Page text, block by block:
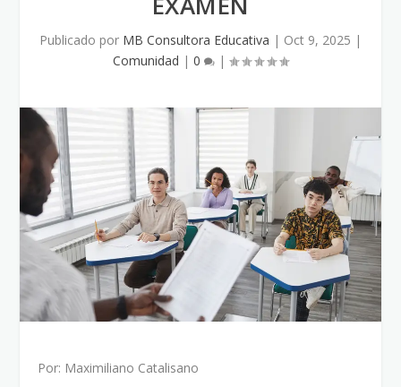
Publicado por MB Consultora Educativa | Oct 9, 2025 |
Comunidad | 0 |
Por: Maximiliano Catalisano